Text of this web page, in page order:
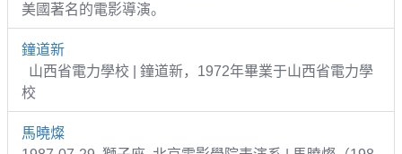
美國著名的電影導演。
鐘道新
山西省電力學校 | 鐘道新，1972年畢業于山西省電力學
校
馬曉燦